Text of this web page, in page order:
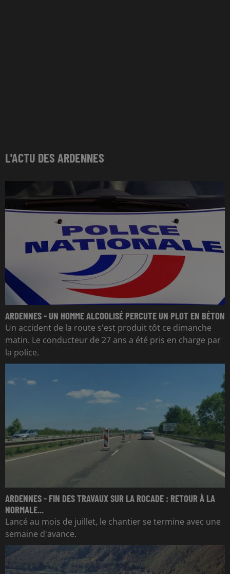
L'ACTU DES ARDENNES
ARDENNES - UN HOMME ALCOOLISÉ PERCUTE UN PLOT EN BÉTON
Un accident de la route s'est produit tôt ce dimanche
matin. Le conducteur de 27 ans a été pris en charge par
la police.
ARDENNES - FIN DES TRAVAUX SUR LA ROCADE : RETOUR À LA
NORMALE...
Lancé au mois de juillet, le chantier se termine avec une
semaine d'avance.